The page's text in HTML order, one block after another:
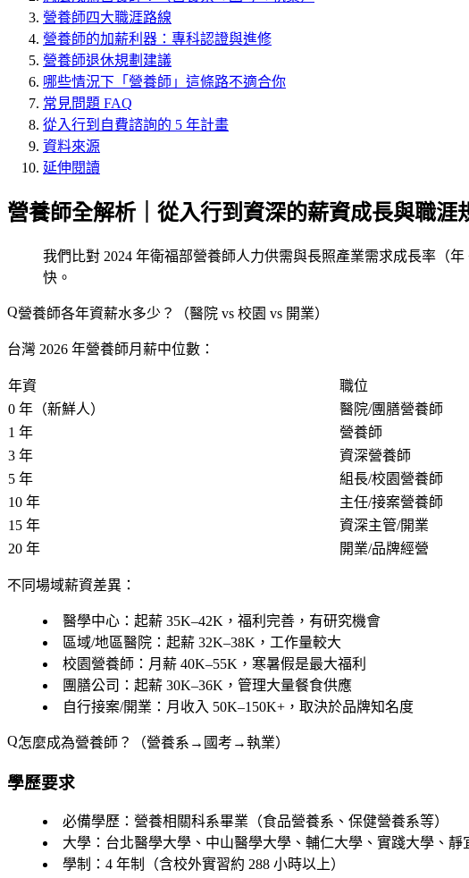
營養師四大職涯路線
營養師的加薪利器：專科認證與進修
營養師退休規劃建議
哪些情況下「營養師」這條路不適合你
常見問題 FAQ
從入行到自費諮詢的 5 年計畫
資料來源
延伸閱讀
營養師全解析｜從入行到資深的薪資成長與職涯
我們比對 2024 年衛福部營養師人力供需與長照產業需求成長率（
快。
營養師各年資薪水多少？（醫院 vs 校園 vs 開業）
台灣 2026 年營養師月薪中位數：
年資 職位
0 年（新鮮人）
醫院/團膳營養師
1 年
營養師
3 年
資深營養師
5 年
組長/校園營養師
10 年
主任/接案營養師
15 年
資深主管/開業
20 年
開業/品牌經營
不同場域薪資差異：
醫學中心 ：起薪 35K–42K，福利完善，有研究機會
區域/地區醫院 ：起薪 32K–38K，工作量較大
校園營養師 ：月薪 40K–55K，寒暑假是最大福利
團膳公司 ：起薪 30K–36K，管理大量餐食供應
自行接案/開業 ：月收入 50K–150K+，取決於品牌知名度
怎麼成為營養師？（營養系→國考→執業）
學歷要求
必備學歷 ：營養相關科系畢業（食品營養系、保健營養系等）
大學 ：台北醫學大學、中山醫學大學、輔仁大學、實踐大學、靜
學制 ：4 年制（含校外實習約 288 小時以上）